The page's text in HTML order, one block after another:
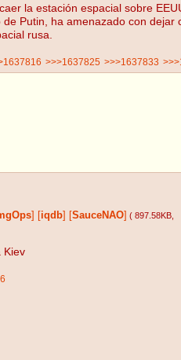
la estación espacial sobre
Putin, ha amenazado con
rusa.
>>>1637825 >>>1637833
iqdb SauceNAO ( 897.58KB
Kiev